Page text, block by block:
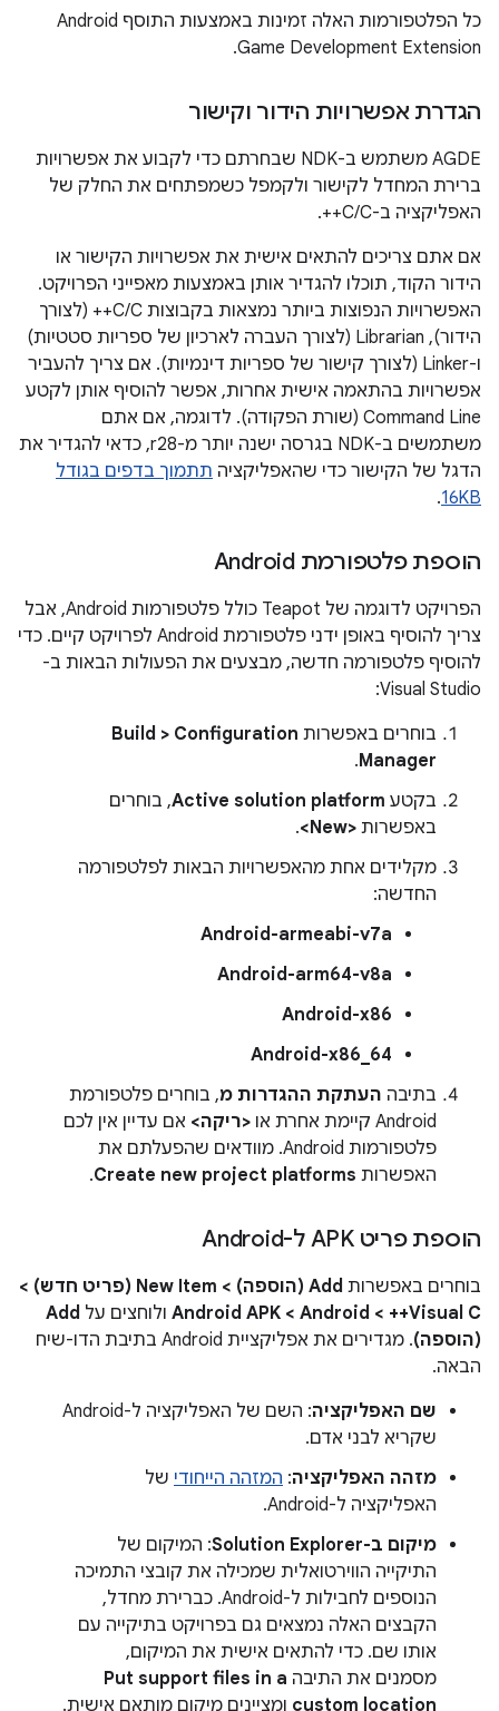
כל הפלטפורמות האלה זמינות באמצעות התוסף Android
Game Development Extension.
הגדרת אפשרויות הידור וקישור
AGDE משתמש ב-NDK שבחרתם כדי לקבוע את אפשרויות
ברירת המחדל לקישור ולקמפל כשמפתחים את החלק של
האפליקציה ב-C/C++.
אם אתם צריכים להתאים אישית את אפשרויות הקישור או
הידור הקוד, תוכלו להגדיר אותן באמצעות מאפייני הפרויקט.
האפשרויות הנפוצות ביותר נמצאות בקבוצות C/C++‏ (לצורך
הידור), Librarian (לצורך העברה לארכיון של ספריות סטטיות)
ו-Linker (לצורך קישור של ספריות דינמיות). אם צריך להעביר
אפשרויות בהתאמה אישית אחרות, אפשר להוסיף אותן לקטע
Command Line (שורת הפקודה). לדוגמה, אם אתם
משתמשים ב-NDK בגרסה ישנה יותר מ-r28, כדאי להגדיר את
הדגל של הקישור כדי שהאפליקציה תתמוך בדפים בגודל
16KB
.
הוספת פלטפורמת Android
הפרויקט לדוגמה של Teapot כולל פלטפורמות Android, אבל
צריך להוסיף באופן ידני פלטפורמת Android לפרויקט קיים. כדי
להוסיף פלטפורמה חדשה, מבצעים את הפעולות הבאות ב-
Visual Studio:
בוחרים באפשרות Build > Configuration
Manager
.
בקטע Active solution platform, בוחרים
באפשרות <New>
.
מקלידים אחת מהאפשרויות הבאות לפלטפורמה
החדשה:
Android-armeabi-v7a
Android-arm64-v8a
Android-x86
Android-x86_64
בתיבה העתקת ההגדרות מ, בוחרים פלטפורמת
Android קיימת אחרת או
<ריקה> אם עדיין אין לכם
פלטפורמות Android. מוודאים שהפעלתם את
האפשרות Create new project platforms
.
הוספת פריט APK ל-Android
בוחרים באפשרות
Add (הוספה) > New Item (פריט חדש) >
Visual C++‏ > Android‏ > Android APK
ולוחצים על Add
(הוספה)
. מגדירים את אפליקציית Android בתיבת הדו-שיח
הבאה.
שם האפליקציה
: השם של האפליקציה ל-Android
שקריא לבני אדם.
מזהה האפליקציה: המזהה הייחודי של
האפליקציה ל-Android.
מיקום ב-Solution Explorer
: המיקום של
התיקייה הווירטואלית שמכילה את קובצי התמיכה
הנוספים לחבילות ל-Android. כברירת מחדל,
הקבצים האלה נמצאים גם בפרויקט בתיקייה עם
אותו שם. כדי להתאים אישית את המיקום,
מסמנים את התיבה Put support files in a
custom location ומציינים מיקום מותאם אישית.